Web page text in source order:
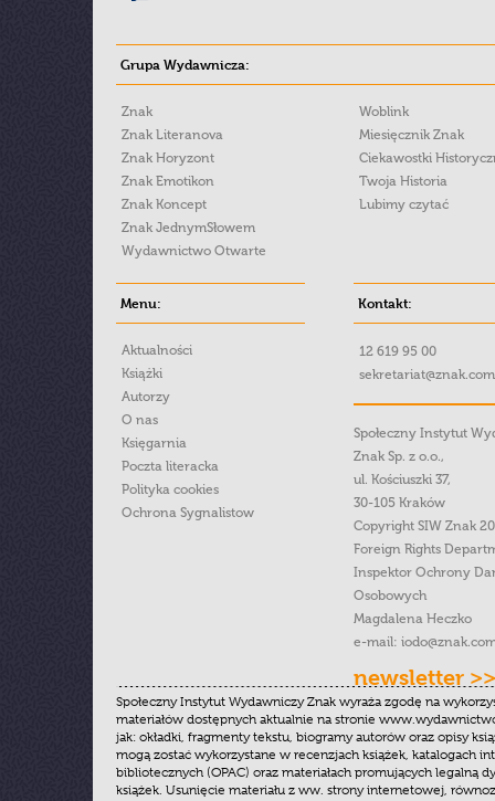
Grupa Wydawnicza:
Znak
Znak Literanova
Znak Horyzont
Znak Emotikon
Znak Koncept
Znak JednymSłowem
Wydawnictwo Otwarte
Woblink
Miesięcznik Znak
Ciekawostki
Twoja Historia
Lubimy czytać
Menu:
Aktualności
Książki
Autorzy
O nas
Księgarnia
Poczta literacka
Polityka cookies
Ochrona Sygnalistow
Kontakt:
12 619 95 00
Społeczny Instytut
Znak Sp. z o.o.,
ul. Kościuszki 37,
30-105 Kraków
Copyright SIW Znak
Foreign Rights
Inspektor Ochrony
Osobowych
Magdalena Heczko
e-mail:
newsletter >>
Społeczny Instytut Wydawniczy Znak wyraża zgodę na
materiałów dostępnych aktualnie na stronie
jak: okładki, fragmenty tekstu, biogramy autorów oraz opisy
mogą zostać wykorzystane w recenzjach książek, katalogach
bibliotecznych (OPAC) oraz materiałach promujących legalną
książek. Usunięcie materiału z ww. strony internetowej,